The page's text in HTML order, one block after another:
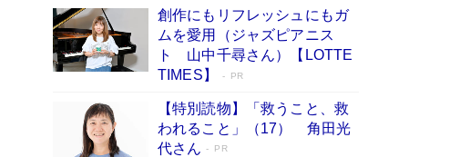
Book Bang
「不意に涙が出そうに…」高嶋政伸が明かし
た“13歳の娘を暴行する役”への葛藤 インティマ
シーコーディネーターに支えられたNHK『大奥』
創作にもリフレッシュにもガ
ムを愛用（ジャズピアニス
ト 山中千尋さん）【LOTTE
TIMES】
PR
【特別読物】「救うこと、救
われること」（17） 角田光
代さん
PR